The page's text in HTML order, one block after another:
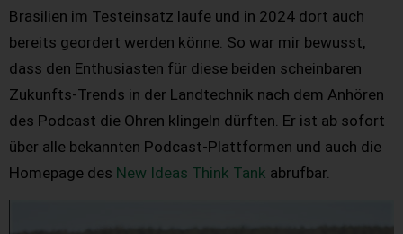
Brasilien im Testeinsatz laufe und in 2024 dort auch
bereits geordert werden könne. So war mir bewusst,
dass den Enthusiasten für diese beiden scheinbaren
Zukunfts-Trends in der Landtechnik nach dem Anhören
des Podcast die Ohren klingeln dürften. Er ist ab sofort
über alle bekannten Podcast-Plattformen und auch die
Homepage des New Ideas Think Tank abrufbar.